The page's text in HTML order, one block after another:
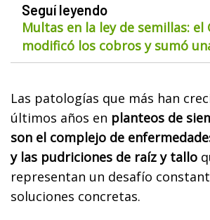
Seguí leyendo
Multas en la ley de semillas: el
modificó los cobros y sumó
Las patologías que más han
últimos años en planteos de
son el complejo de
y las pudriciones de raíz y tallo
representan un desafío
soluciones concretas.